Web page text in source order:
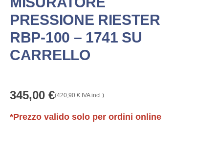
PRESSIONE RIESTER
RBP-100 – 1741 SU
CARRELLO
345,00 €(420,90 € IVA incl.)
*Prezzo valido solo per ordini online